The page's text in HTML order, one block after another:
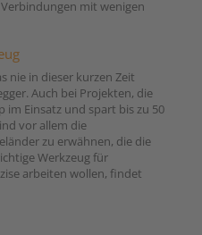
mit wenigen
nie in dieser kurzen Zeit
Auch bei Projekten, die
im Einsatz und spart bis zu 50
vor allem die
zu erwähnen, die die
Werkzeug für
arbeiten wollen, findet